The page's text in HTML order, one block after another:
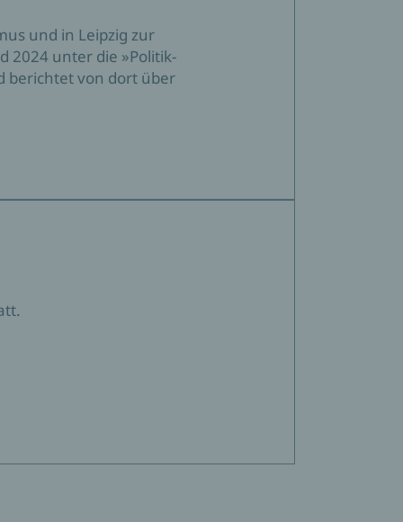
und in Leipzig zur
2024 unter die »Politik-
berichtet von dort über